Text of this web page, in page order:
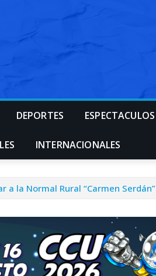
DEPORTES ESPECTACULOS
INTERNACIONALES
la Normal Rural “Carmen Serdán”